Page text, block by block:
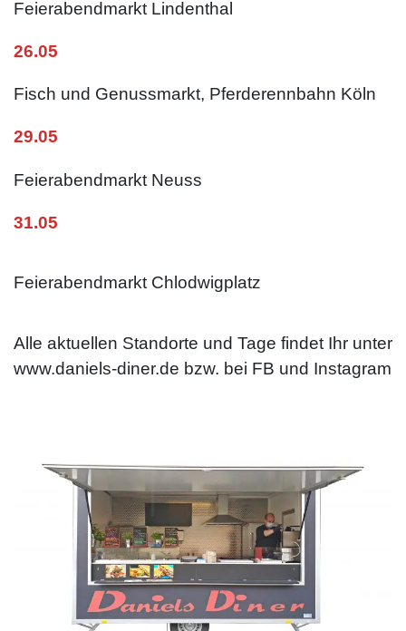
Feierabendmarkt Lindenthal
26.05
Fisch und Genussmarkt, Pferderennbahn Köln
29.05
Feierabendmarkt Neuss
31.05
Feierabendmarkt Chlodwigplatz
Alle aktuellen Standorte und Tage findet Ihr unter
www.daniels-diner.de bzw. bei FB und Instagram